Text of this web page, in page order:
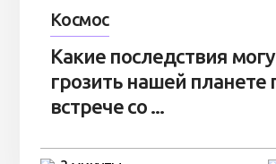
Космос
Какие последствия
грозить нашей планете
встрече со ...